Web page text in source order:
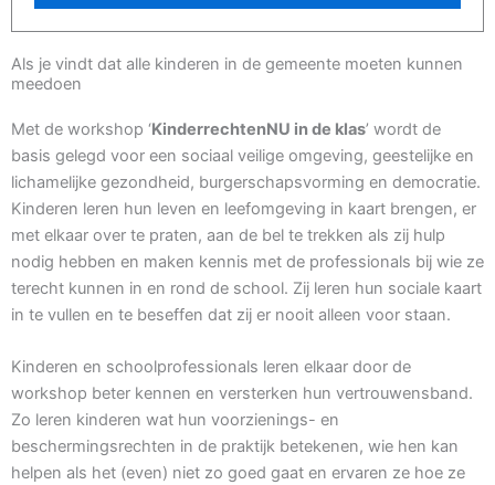
Als je vindt dat alle kinderen in de gemeente moeten kunnen
meedoen
Met de workshop ‘KinderrechtenNU in de klas’ wordt de
basis gelegd voor een sociaal veilige omgeving, geestelijke en
lichamelijke gezondheid, burgerschapsvorming en democratie.
Kinderen leren hun leven en leefomgeving in kaart brengen, er
met elkaar over te praten, aan de bel te trekken als zij hulp
nodig hebben en maken kennis met de professionals bij wie ze
terecht kunnen in en rond de school. Zij leren hun sociale kaart
in te vullen en te beseffen dat zij er nooit alleen voor staan.
Kinderen en schoolprofessionals leren elkaar door de
workshop beter kennen en versterken hun vertrouwensband.
Zo leren kinderen wat hun voorzienings- en
beschermingsrechten in de praktijk betekenen, wie hen kan
helpen als het (even) niet zo goed gaat en ervaren ze hoe ze